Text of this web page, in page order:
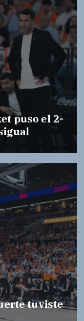
puso el 2-
tuviste